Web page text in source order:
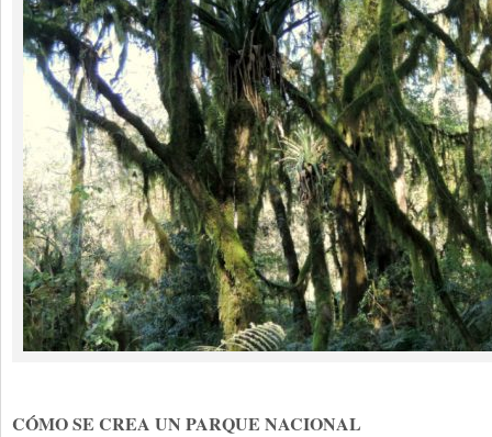
CÓMO SE CREA UN PARQUE NACIONAL